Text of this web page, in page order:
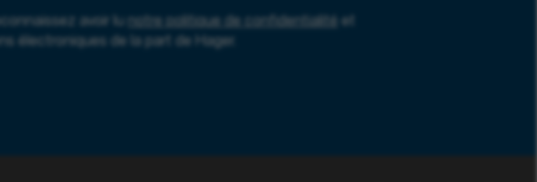
avoir lu notre politique de confidentialité
et
électroniques de la part de Hager.